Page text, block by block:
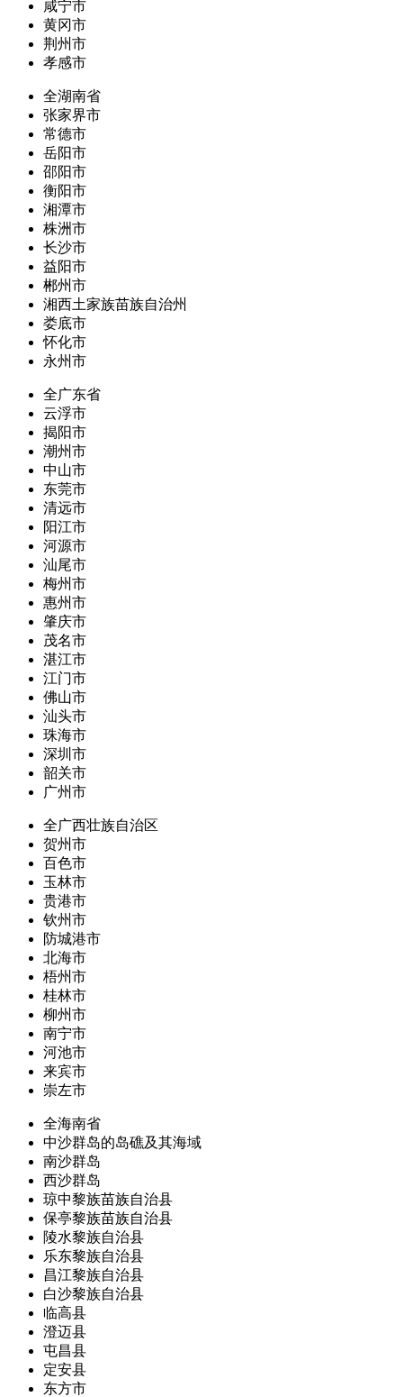
咸宁市
黄冈市
荆州市
孝感市
全湖南省
张家界市
常德市
岳阳市
邵阳市
衡阳市
湘潭市
株洲市
长沙市
益阳市
郴州市
湘西土家族苗族自治州
娄底市
怀化市
永州市
全广东省
云浮市
揭阳市
潮州市
中山市
东莞市
清远市
阳江市
河源市
汕尾市
梅州市
惠州市
肇庆市
茂名市
湛江市
江门市
佛山市
汕头市
珠海市
深圳市
韶关市
广州市
全广西壮族自治区
贺州市
百色市
玉林市
贵港市
钦州市
防城港市
北海市
梧州市
桂林市
柳州市
南宁市
河池市
来宾市
崇左市
全海南省
中沙群岛的岛礁及其海域
南沙群岛
西沙群岛
琼中黎族苗族自治县
保亭黎族苗族自治县
陵水黎族自治县
乐东黎族自治县
昌江黎族自治县
白沙黎族自治县
临高县
澄迈县
屯昌县
定安县
东方市